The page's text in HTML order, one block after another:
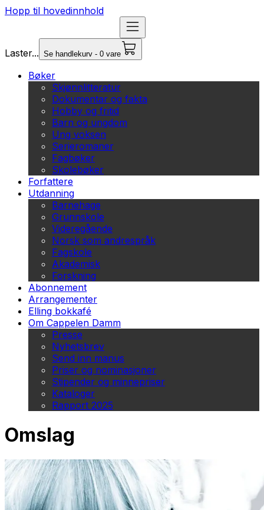
Hopp til hovedinnhold
Laster... Se handlekurv - 0 vare
Bøker
Skjønnlitteratur
Dokumentar og fakta
Hobby og fritid
Barn og ungdom
Ung voksen
Serieromaner
Fagbøker
Skolebøker
Forfattere
Utdanning
Barnehage
Grunnskole
Videregående
Norsk som andrespråk
Fagskole
Akademisk
Forskning
Abonnement
Arrangementer
Elling bokkafé
Om Cappelen Damm
Presse
Nyhetsbrev
Send inn manus
Priser og nominasjoner
Stipender og minnepriser
Kataloger
Rapport 2025
Omslag